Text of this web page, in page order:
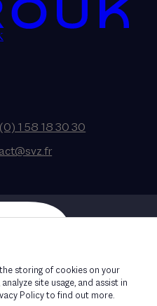
1 58 18 30 30
by Bonhomme
storing of cookies on your
site usage, and assist in
Policy to find out more.